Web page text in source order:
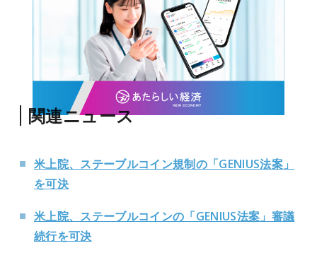
関連ニュース
米上院、ステーブルコイン規制の「GENIUS法案」
を可決
米上院、ステーブルコインの「GENIUS法案」審議
続行を可決